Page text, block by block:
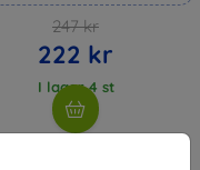
247 kr
222 kr
I lager 4 st